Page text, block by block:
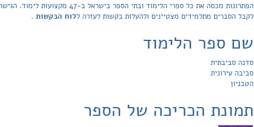
הפתרונות מכסה את כל ספרי
לקבל הסברים מתלמידים מצטיינים ולהעלות בקשות לעזרה ללוח הבקשות .
שם ספר הלימוד
סדנה סביבתית
סביבה עירונית
הטכניון
תמונת הכריכה של הספר